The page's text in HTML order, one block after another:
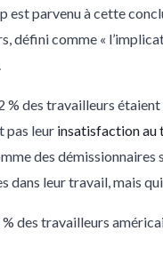
est parvenu à cette
défini comme «
% des travailleurs
pas leur insatisfaction au
des démissionnaires
dans leur travail, mais
des travailleurs